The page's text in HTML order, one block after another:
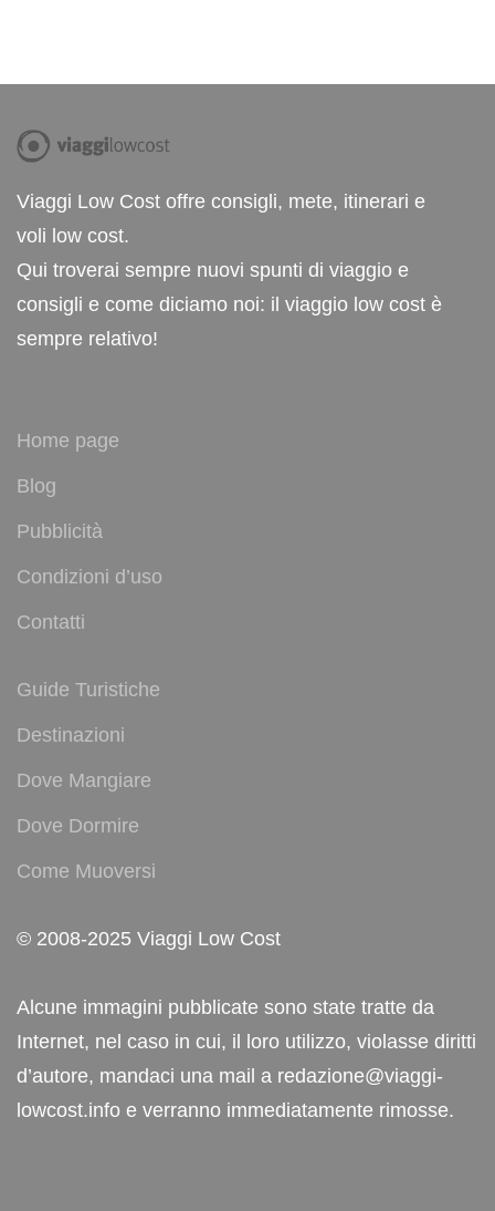
Viaggi Low Cost offre consigli, mete, itinerari e
voli low cost.
Qui troverai sempre nuovi spunti di viaggio e
consigli e come diciamo noi: il viaggio low cost è
sempre relativo!
Home page
Blog
Pubblicità
Condizioni d’uso
Contatti
Guide Turistiche
Destinazioni
Dove Mangiare
Dove Dormire
Come Muoversi
© 2008-2025 Viaggi Low Cost
Alcune immagini pubblicate sono state tratte da
Internet, nel caso in cui, il loro utilizzo, violasse diritti
d’autore, mandaci una mail a redazione@viaggi-
lowcost.info e verranno immediatamente rimosse.